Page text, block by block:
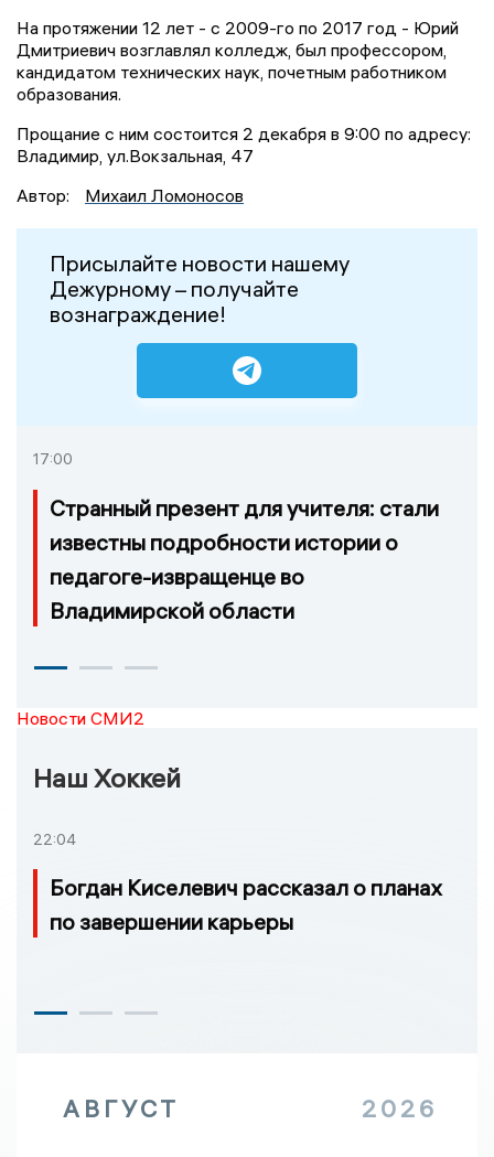
На протяжении 12 лет - с 2009-го по 2017 год - Юрий
Дмитриевич возглавлял колледж, был профессором,
кандидатом технических наук, почетным работником
образования.
Прощание с ним состоится 2 декабря в 9:00 по адресу:
Владимир, ул.Вокзальная, 47
Автор:
Михаил Ломоносов
Присылайте новости нашему
Дежурному – получайте
вознаграждение!
17:00
Странный презент для учителя: стали
известны подробности истории о
педагоге-извращенце во
Владимирской области
Новости СМИ2
Наш Хоккей
22:04
Богдан Киселевич рассказал о планах
по завершении карьеры
АВГУСТ 2026